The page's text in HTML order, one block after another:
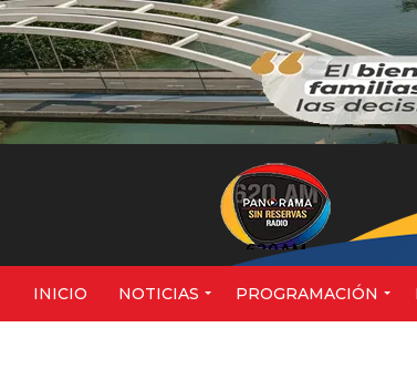
620AM
INICIO NOTICIAS PROGRAMACIÓN